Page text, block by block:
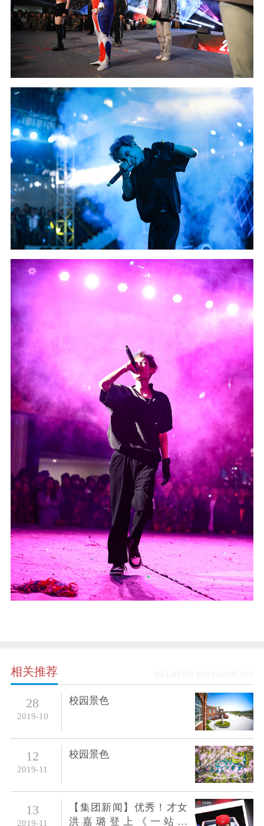
相关推荐
28
2019-10
校园景色
12
2019-11
校园景色
13
2019-11
【集团新闻】优秀！才女
洪嘉璐登上《一站到